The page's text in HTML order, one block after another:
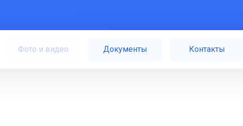
Фото и видео Документы Контакты